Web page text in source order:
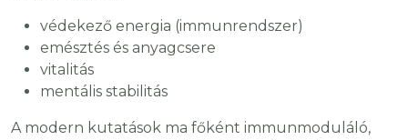
védekező energia (immunrendszer)
emésztés és anyagcsere
vitalitás
mentális stabilitás
A modern kutatások ma főként immunmoduláló,